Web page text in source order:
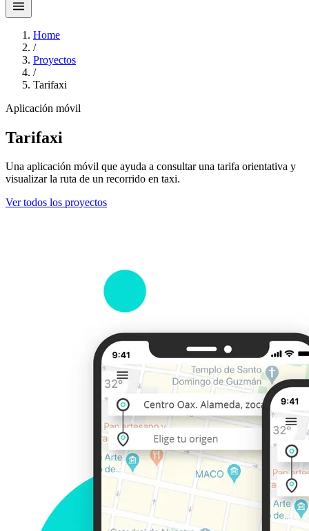
Home
/
Proyectos
/
Tarifaxi
Aplicación móvil
Tarifaxi
Una aplicación móvil que ayuda a consultar una tarifa orientativa y
visualizar la ruta de un recorrido en taxi.
Ver todos los proyectos